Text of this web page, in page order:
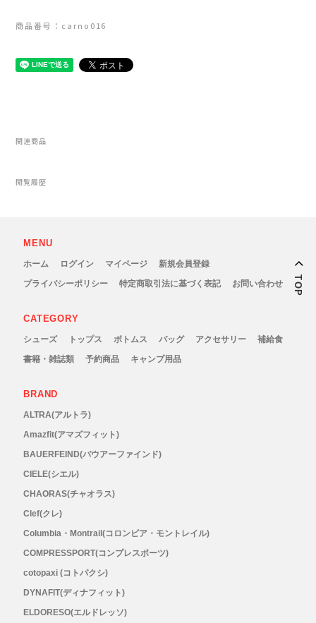
New Era(ニューエラ)
NNORMAL(ノーマル)
ODLO (オドロ )
OLENO(オレノ)
On Running(オンランニング)
OOFOS (ウーフォス)
Outdoor Research (アウトドアリサーチ)
商品番号：carno016
関連商品
閲覧履歴
MENU
ホーム ログイン マイページ
新規会員登録
プライバシーポリシー
特定商取引法に基づく表記 お問い合わせ
CATEGORY
シューズ トップス ボトムス バッグ アクセサリー
補給食
書籍・雑誌類
予約商品 キャンプ用品
BRAND
ALTRA(アルトラ)
Amazfit(アマズフィット)
BAUERFEIND(バウアーファインド)
CIELE(シエル)
CHAORAS(チャオラス)
Clef(クレ)
Columbia・Montrail(コロンビア・モントレイル)
COMPRESSPORT(コンプレスポーツ)
cotopaxi (コトパクシ)
DYNAFIT(ディナフィット)
ELDORESO(エルドレッソ)
TOP